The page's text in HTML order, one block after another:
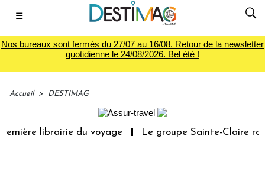
☰
Nos bureaux sont fermés du 27/07 au 16/08. Retour de la newsletter
quotidienne le 24/08/2026. Bel été !
Accueil > DESTIMAG
librairie du voyage Le groupe Sainte-Claire